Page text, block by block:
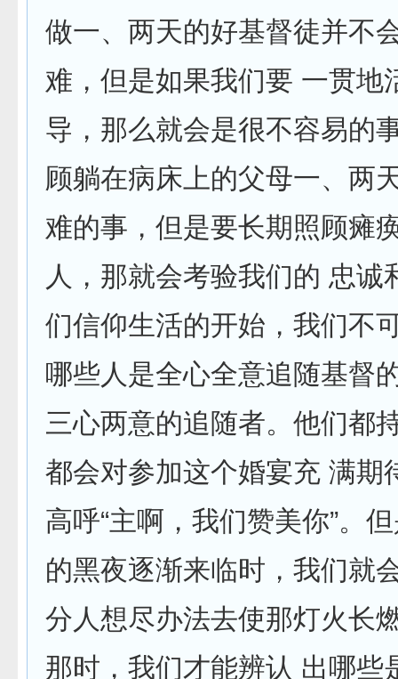
做一、两天的好基督徒并不
难，但是如果我们要 一贯地
导，那么就会是很不容易的
顾躺在病床上的父母一、两
难的事，但是要长期照顾瘫
人，那就会考验我们的 忠诚
们信仰生活的开始，我们不
哪些人是全心全意追随基督
三心两意的追随者。他们都
都会对参加这个婚宴充 满期
高呼“主啊，我们赞美你”。
的黑夜逐渐来临时，我们就
分人想尽办法去使那灯火长
那时，我们才能辨认 出哪些